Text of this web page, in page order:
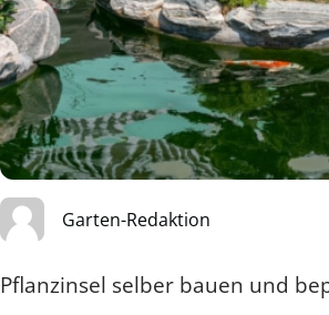
Garten-Redaktion
Pflanzinsel selber bauen und